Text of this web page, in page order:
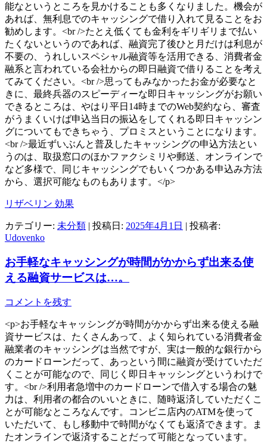
能なというところを見かけることも多くなりました。機会が
あれば、無利息でのキャッシングで借り入れて見ることをお
勧めします。<br />たとえ低くても金利をギリギリまで払い
たくないというのであれば、融資完了後ひと月だけは利息が
不要の、うれしいスペシャル融資等を活用できる、消費者金
融系と言われている会社からの即日融資で借りることを考え
てみてください。<br />思ってもみなかったお金が必要なと
きに、最終兵器のスピーディーな即日キャッシングがお願い
できるところは、やはり平日14時までのWeb契約なら、審査
がうまくいけば申込当日の振込をしてくれる即日キャッシン
グについてもできちゃう、プロミスということになります。
<br />最近ずいぶんと普及したキャッシングの申込方法とい
うのは、取扱窓口のほかファクシミリや郵送、オンラインで
など多様で、同じキャッシングでもいくつかある申込み方法
から、選択可能なものもあります。</p>
リザベリン 効果
カテゴリー: 未分類 | 投稿日: 2025年4月1日 | 投稿者:
Udovenko
お手軽なキャッシングが時間がかからず出来る使
える融資サービスは…。
コメントを残す
<p>お手軽なキャッシングが時間がかからず出来る使える融
資サービスは、たくさんあって、よく知られている消費者金
融業者のキャッシングは当然ですが、実は一般的な銀行から
のカードローンだって、あっという間に融資が受けていただ
くことが可能なので、同じく即日キャッシングというわけで
す。<br />利用者急増中のカードローンで借入する場合の魅
力は、利用者の都合のいいときに、随時返済していただくこ
とが可能なところなんです。コンビニ店内のATMを使って
いただいて、もし移動中で時間がなくても返済できます。ま
たオンラインで返済することだって可能となっています。